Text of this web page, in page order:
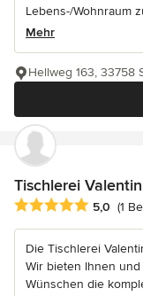
Lebens-/Wohnraum
Mehr
Hellweg 163, 33758
Tischlerei
Durchschnittliche
5,0 (1
Die Tischlerei
Wir bieten Ihnen
Wünschen die